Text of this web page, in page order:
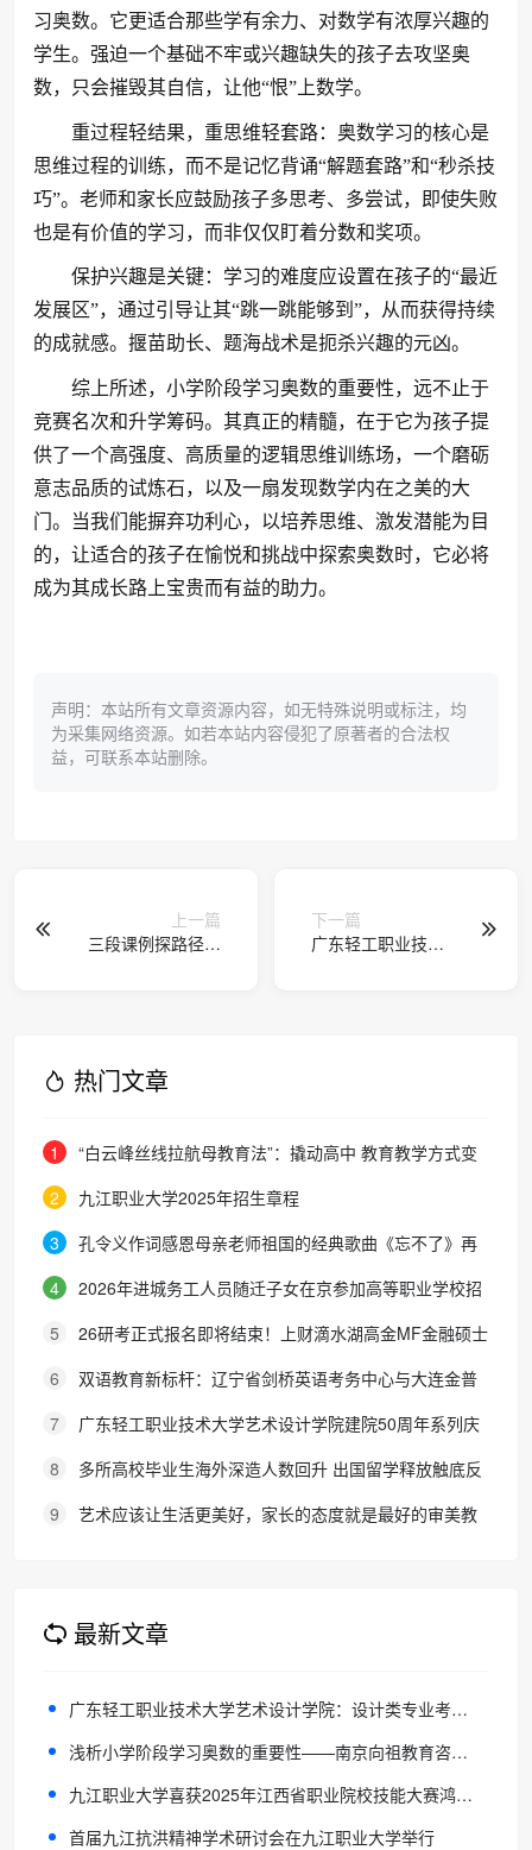
习奥数。它更适合那些学有余力、对数学有浓厚兴趣的
学生。强迫一个基础不牢或兴趣缺失的孩子去攻坚奥
数，只会摧毁其自信，让他“恨”上数学。
重过程轻结果，重思维轻套路：奥数学习的核心是
思维过程的训练，而不是记忆背诵“解题套路”和“秒杀技
巧”。老师和家长应鼓励孩子多思考、多尝试，即使失败
也是有价值的学习，而非仅仅盯着分数和奖项。
保护兴趣是关键：学习的难度应设置在孩子的“最近
发展区”，通过引导让其“跳一跳能够到”，从而获得持续
的成就感。揠苗助长、题海战术是扼杀兴趣的元凶。
综上所述，小学阶段学习奥数的重要性，远不止于
竞赛名次和升学筹码。其真正的精髓，在于它为孩子提
供了一个高强度、高质量的逻辑思维训练场，一个磨砺
意志品质的试炼石，以及一扇发现数学内在之美的大
门。当我们能摒弃功利心，以培养思维、激发潜能为目
的，让适合的孩子在愉悦和挑战中探索奥数时，它必将
成为其成长路上宝贵而有益的助力。
声明：本站所有文章资源内容，如无特殊说明或标注，均
为采集网络资源。如若本站内容侵犯了原著者的合法权
益，可联系本站删除。
上一篇
三段课例探路径课
下一篇
广东轻工职业技术
热门文章
1
“白云峰丝线拉航母教育法”：撬动高中 教育教学方式变
化的必要途径
2
九江职业大学2025年招生章程
3
孔令义作词感恩母亲老师祖国的经典歌曲《忘不了》再
次唱响
4
2026年进城务工人员随迁子女在京参加高等职业学校招
生考试报名通知
5
26研考正式报名即将结束！上财滴水湖高金MF金融硕士
最全报考攻略来了
6
双语教育新标杆：辽宁省剑桥英语考务中心与大连金普
新区华美双语学校签约剑桥英语体系教学示范学校
7
广东轻工职业技术大学艺术设计学院建院50周年系列庆
典活动成功举办
8
多所高校毕业生海外深造人数回升 出国留学释放触底反
弹信号
9
艺术应该让生活更美好，家长的态度就是最好的审美教
最新文章
广东轻工职业技术大学艺术设计学院：设计类专业考生的理想之选
浅析小学阶段学习奥数的重要性——南京向祖教育咨询有限公司 马帅
九江职业大学喜获2025年江西省职业院校技能大赛鸿蒙应用开发赛项（高职组）一等奖
首届九江抗洪精神学术研讨会在九江职业大学举行